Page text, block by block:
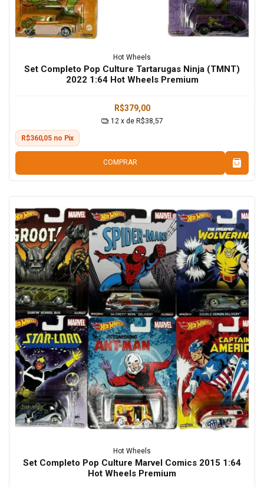
Hot Wheels
Set Completo Pop Culture Tartarugas Ninja (TMNT)
2022 1:64 Hot Wheels Premium
R$379,00
12 x de R$38,57
R$360,05 no Pix
COMPRAR
Hot Wheels
Set Completo Pop Culture Marvel Comics 2015 1:64
Hot Wheels Premium